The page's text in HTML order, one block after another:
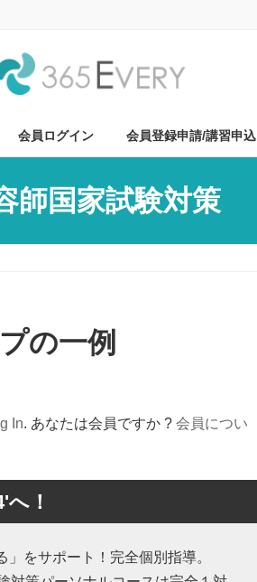
会員ログイン 会員登録申請/講習申込
師国家試験対策
の一例
In. あなたは会員ですか ? 会員につい
！
」をサポート！完全個別指導。